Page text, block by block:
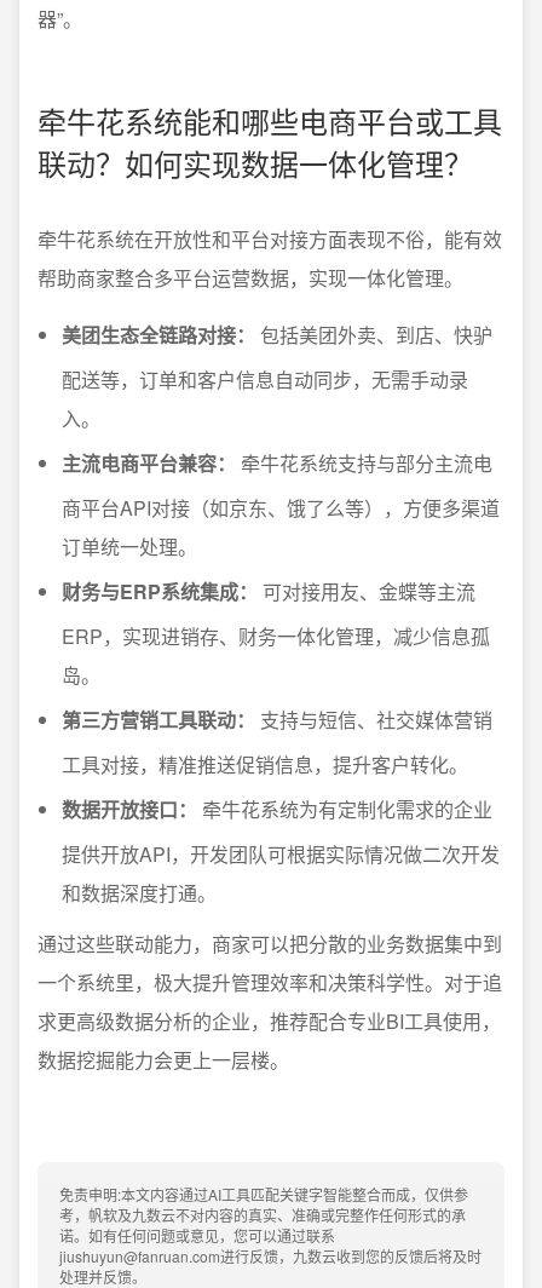
器”。
牵牛花系统能和哪些电商平台或工具
联动？如何实现数据一体化管理？
牵牛花系统在开放性和平台对接方面表现不俗，能有效
帮助商家整合多平台运营数据，实现一体化管理。
美团生态全链路对接：
包括美团外卖、到店、快驴
配送等，订单和客户信息自动同步，无需手动录
入。
主流电商平台兼容：
牵牛花系统支持与部分主流电
商平台API对接（如京东、饿了么等），方便多渠道
订单统一处理。
财务与ERP系统集成：
可对接用友、金蝶等主流
ERP，实现进销存、财务一体化管理，减少信息孤
岛。
第三方营销工具联动：
支持与短信、社交媒体营销
工具对接，精准推送促销信息，提升客户转化。
数据开放接口：
牵牛花系统为有定制化需求的企业
提供开放API，开发团队可根据实际情况做二次开发
和数据深度打通。
通过这些联动能力，商家可以把分散的业务数据集中到
一个系统里，极大提升管理效率和决策科学性。对于追
求更高级数据分析的企业，推荐配合专业BI工具使用，
数据挖掘能力会更上一层楼。
免责申明:本文内容通过AI工具匹配关键字智能整合而成，仅供参
考，帆软及九数云不对内容的真实、准确或完整作任何形式的承
诺。如有任何问题或意见，您可以通过联系
jiushuyun@fanruan.com进行反馈，九数云收到您的反馈后将及时
处理并反馈。